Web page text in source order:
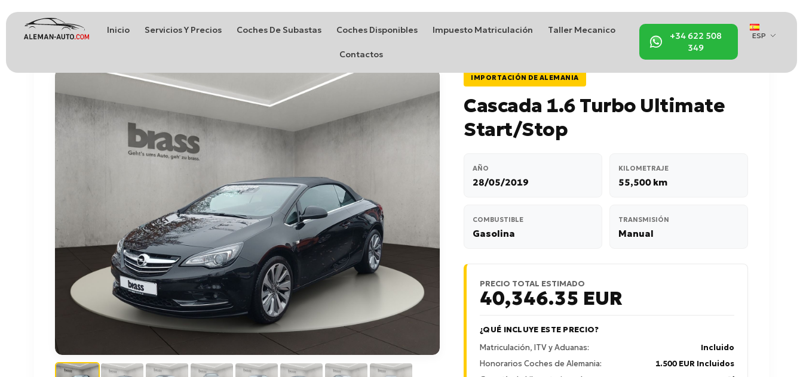
Inicio Servicios Y Precios Coches De Subastas Coches Disponibles Impuesto Matriculación Taller Mecanico
Contactos
+34 622 508
349
ESP
IMPORTACIÓN DE ALEMANIA
Cascada 1.6 Turbo Ultimate
Start/Stop
AÑO
28/05/2019
KILOMETRAJE
55,500 km
COMBUSTIBLE
Gasolina
TRANSMISIÓN
Manual
PRECIO TOTAL ESTIMADO
40,346.35 EUR
¿QUÉ INCLUYE ESTE PRECIO?
Matriculación, ITV y Aduanas:
Incluido
Honorarios Coches de Alemania:
1.500 EUR Incluidos